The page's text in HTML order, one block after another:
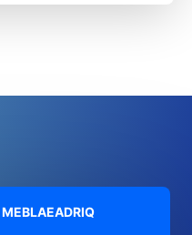
MEBLAEADRIQ